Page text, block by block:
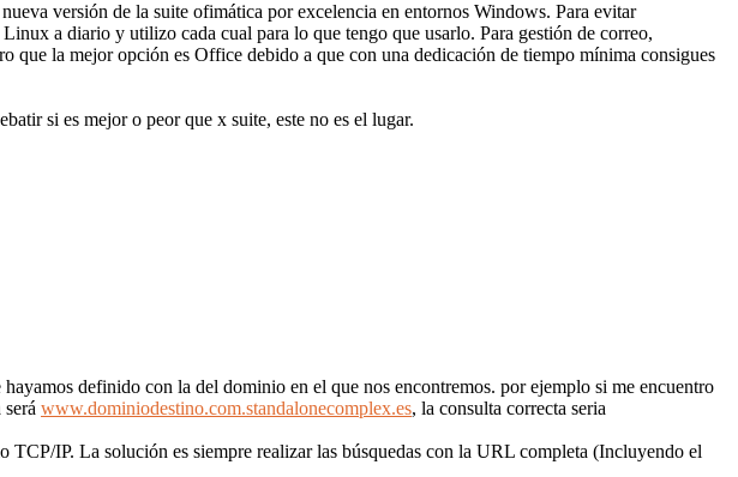
versión de la suite ofimática por excelencia en entornos Windows. Para evitar
a diario y utilizo cada cual para lo que tengo que usarlo. Para gestión de correo,
que la mejor opción es Office debido a que con una dedicación de tiempo mínima consigues
si es mejor o peor que x suite, este no es el lugar.
definido con la del dominio en el que nos encontremos. por ejemplo si me encuentro
www.dominiodestino.com.standalonecomplex.es, la consulta correcta seria
TCP/IP. La solución es siempre realizar las búsquedas con la URL completa (Incluyendo el